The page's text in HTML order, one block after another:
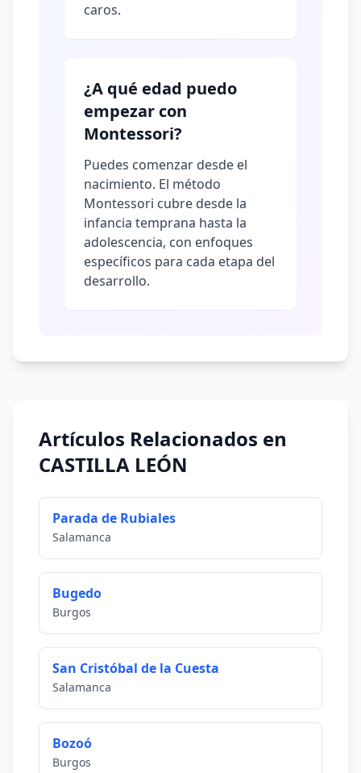
caros.
¿A qué edad puedo
empezar con
Montessori?
Puedes comenzar desde el
nacimiento. El método
Montessori cubre desde la
infancia temprana hasta la
adolescencia, con enfoques
específicos para cada etapa del
desarrollo.
Artículos Relacionados en
CASTILLA LEÓN
Parada de Rubiales
Salamanca
Bugedo
Burgos
San Cristóbal de la Cuesta
Salamanca
Bozoó
Burgos